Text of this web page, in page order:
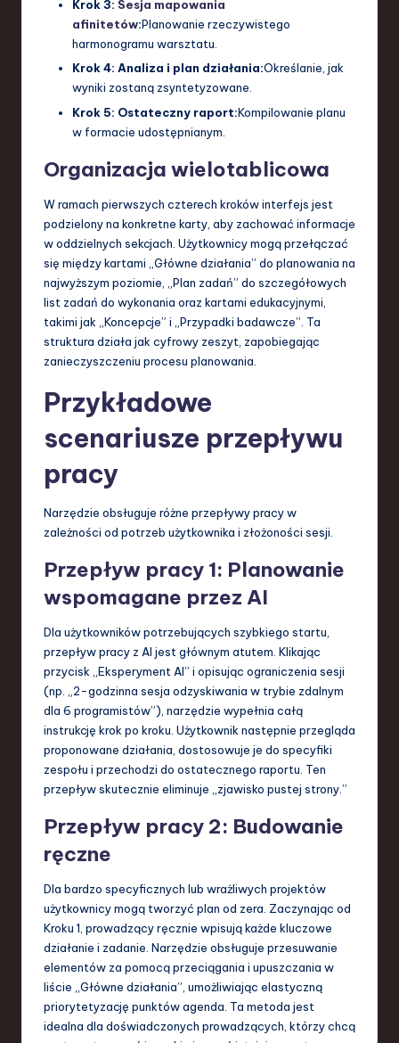
Krok 3: Sesja mapowania
afinitetów:Planowanie rzeczywistego
harmonogramu warsztatu.
Krok 4: Analiza i plan działania:Określanie, jak
wyniki zostaną zsyntetyzowane.
Krok 5: Ostateczny raport:Kompilowanie planu
w formacie udostępnianym.
Organizacja wielotablicowa
W ramach pierwszych czterech kroków interfejs jest
podzielony na konkretne karty, aby zachować informacje
w oddzielnych sekcjach. Użytkownicy mogą przełączać
się między kartami „Główne działania” do planowania na
najwyższym poziomie, „Plan zadań” do szczegółowych
list zadań do wykonania oraz kartami edukacyjnymi,
takimi jak „Koncepcje” i „Przypadki badawcze”. Ta
struktura działa jak cyfrowy zeszyt, zapobiegając
zanieczyszczeniu procesu planowania.
Przykładowe
scenariusze przepływu
pracy
Narzędzie obsługuje różne przepływy pracy w
zależności od potrzeb użytkownika i złożoności sesji.
Przepływ pracy 1: Planowanie
wspomagane przez AI
Dla użytkowników potrzebujących szybkiego startu,
przepływ pracy z AI jest głównym atutem. Klikając
przycisk „Eksperyment AI” i opisując ograniczenia sesji
(np. „2-godzinna sesja odzyskiwania w trybie zdalnym
dla 6 programistów”), narzędzie wypełnia całą
instrukcję krok po kroku. Użytkownik następnie przegląda
proponowane działania, dostosowuje je do specyfiki
zespołu i przechodzi do ostatecznego raportu. Ten
przepływ skutecznie eliminuje „zjawisko pustej strony.”
Przepływ pracy 2: Budowanie
ręczne
Dla bardzo specyficznych lub wrażliwych projektów
użytkownicy mogą tworzyć plan od zera. Zaczynając od
Kroku 1, prowadzący ręcznie wpisują każde kluczowe
działanie i zadanie. Narzędzie obsługuje przesuwanie
elementów za pomocą przeciągania i upuszczania w
liście „Główne działania”, umożliwiając elastyczną
priorytetyzację punktów agenda. Ta metoda jest
idealna dla doświadczonych prowadzących, którzy chcą